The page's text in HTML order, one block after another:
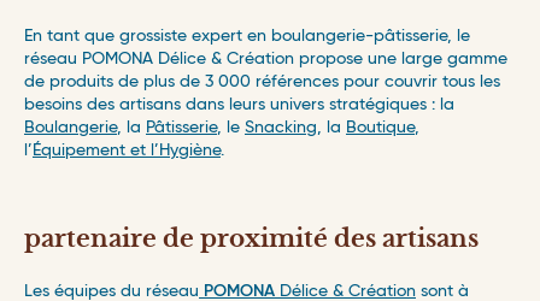
En tant que grossiste expert en boulangerie-pâtisserie, le
réseau POMONA Délice & Création propose une large gamme
de produits de plus de 3 000 références pour couvrir tous les
besoins des artisans dans leurs univers stratégiques : la
Boulangerie, la Pâtisserie, le Snacking , la Boutique,
l’ Équipement et l’Hygiène.
partenaire de proximité des artisans
Les équipes du réseau POMONA Délice & Création sont à